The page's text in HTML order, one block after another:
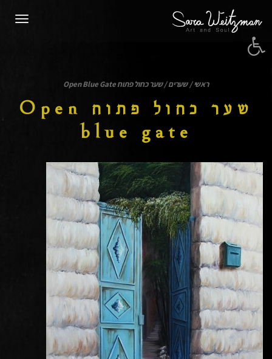
פתח סרגל נגישות
ראשי / שערים /שער כחול פתוח Open Blue Gate
שער כחול פתוח Open
blue gate